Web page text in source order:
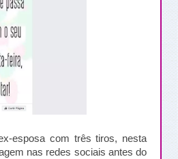
esposa com três tiros, nesta
nas redes sociais antes do